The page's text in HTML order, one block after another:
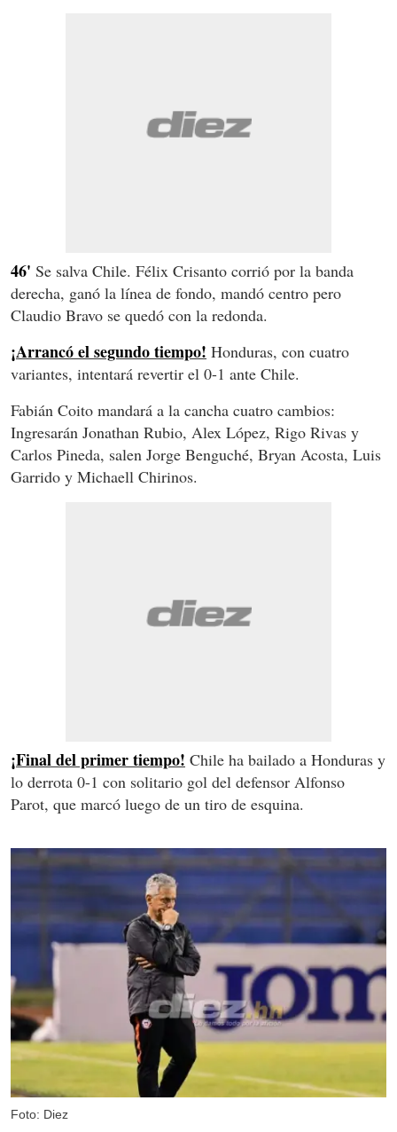
46' Se salva Chile. Félix Crisanto corrió por la banda
derecha, ganó la línea de fondo, mandó centro pero
Claudio Bravo se quedó con la redonda.
¡Arrancó el segundo tiempo! Honduras, con cuatro
variantes, intentará revertir el 0-1 ante Chile.
Fabián Coito mandará a la cancha cuatro cambios:
Ingresarán Jonathan Rubio, Alex López, Rigo Rivas y
Carlos Pineda, salen Jorge Benguché, Bryan Acosta, Luis
Garrido y Michaell Chirinos.
¡Final del primer tiempo! Chile ha bailado a Honduras y
lo derrota 0-1 con solitario gol del defensor Alfonso
Parot, que marcó luego de un tiro de esquina.
Foto: Diez